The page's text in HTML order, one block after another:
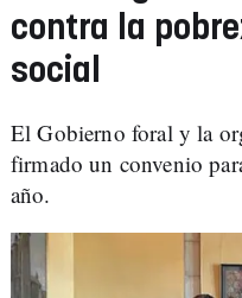
contra la
social
El Gobierno foral y la
firmado un convenio
año.